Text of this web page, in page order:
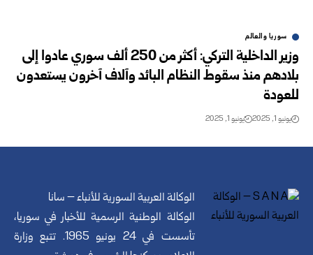
سوريا والعالم
وزير الداخلية التركي: أكثر من 250 ألف سوري عادوا إلى
بلادهم منذ سقوط النظام البائد وآلاف آخرون يستعدون
للعودة
يونيو 1, 2025 يونيو 1, 2025
الوكالة العربية السورية للأنباء – سانا
الوكالة الوطنية الرسمية للأخبار في سوريا،
تأسست في 24 يونيو 1965. تتبع وزارة